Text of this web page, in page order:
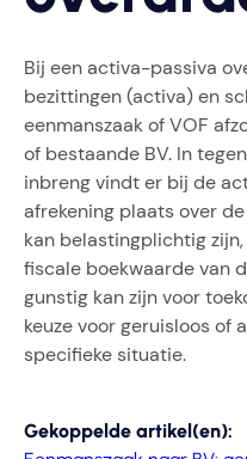
Bij een activa-passiva
bezittingen (activa) en
eenmanszaak of VOF
of bestaande BV. In
inbreng vindt er bij de
afrekening plaats over
kan belastingplichtig
fiscale boekwaarde van
gunstig kan zijn voor
keuze voor geruisloos of
specifieke situatie.
Gekoppelde artikel(en):